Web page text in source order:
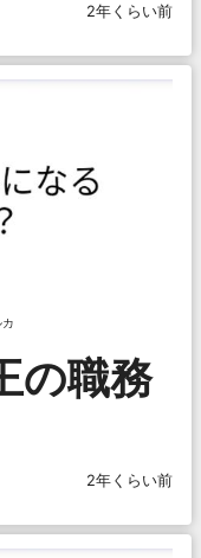
2年くらい前
カ
の職務
2年くらい前